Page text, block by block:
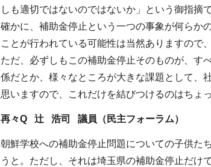
しも適切ではないのではないか」という御指摘
確かに、補助金停止という一つの事象が何らか
ことが行われている可能性は当然ありますので
ただ、必ずしもこの補助金停止そのものが、す
係だとか、様々なところが大きな課題として、
思いますので、これだけを結びつけるのはちょ
再々Q 辻 浩司 議員（民主フォーラム）
朝鮮学校への補助金停止問題についての子供た
うと。ただし、それは埼玉県の補助金停止だけ